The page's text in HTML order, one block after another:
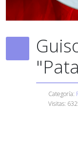
Categoría:
Visitas: